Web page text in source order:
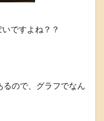
いですよね？？
ので、グラフでなん